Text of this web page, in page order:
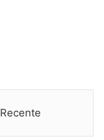
Recente